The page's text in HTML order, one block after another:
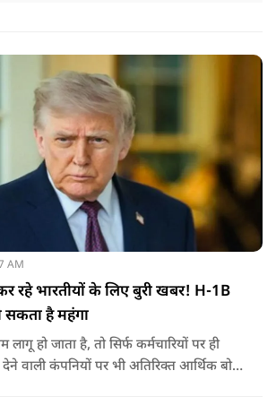
AM
रहे भारतीयों के लिए बुरी खबर! H-1B
सकता है महंगा
हो जाता है, तो सिर्फ कर्मचारियों पर ही
देने वाली कंपनियों पर भी अतिरिक्त आर्थिक बोझ